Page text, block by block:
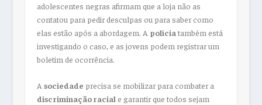
adolescentes negras afirmam que a loja não as
contatou para pedir desculpas ou para saber como
elas estão após a abordagem. A políciatambém está
investigando o caso, e as jovens podem registrar um
boletim de ocorrência.
A sociedade precisa se mobilizar para combater a
discriminação racial e garantir que todos sejam